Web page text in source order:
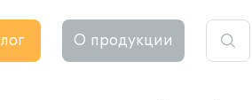
О продукции